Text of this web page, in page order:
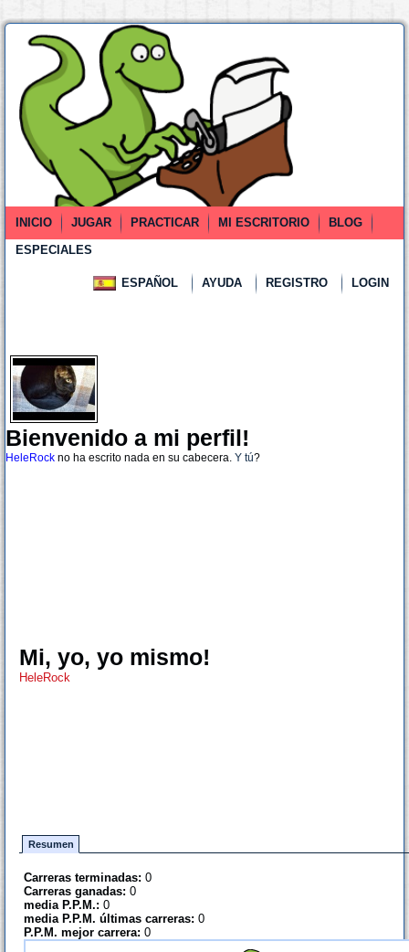
INICIO JUGAR PRACTICAR MI ESCRITORIO
BLOG
ESPECIALES
ESPAÑOL AYUDA REGISTRO LOGIN
Bienvenido a mi perfil!
HeleRock no ha escrito nada en su cabecera. Y tú?
Mi, yo, yo mismo!
HeleRock
Resumen
Carreras terminadas: 0
Carreras ganadas: 0
media P.P.M.: 0
media P.P.M. últimas carreras: 0
P.P.M. mejor carrera: 0